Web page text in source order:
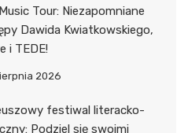
Tour: Niezapomniane
Dawida Kwiatkowskiego,
i TEDE!
2026
festiwal literacko-
Podziel się swoimi